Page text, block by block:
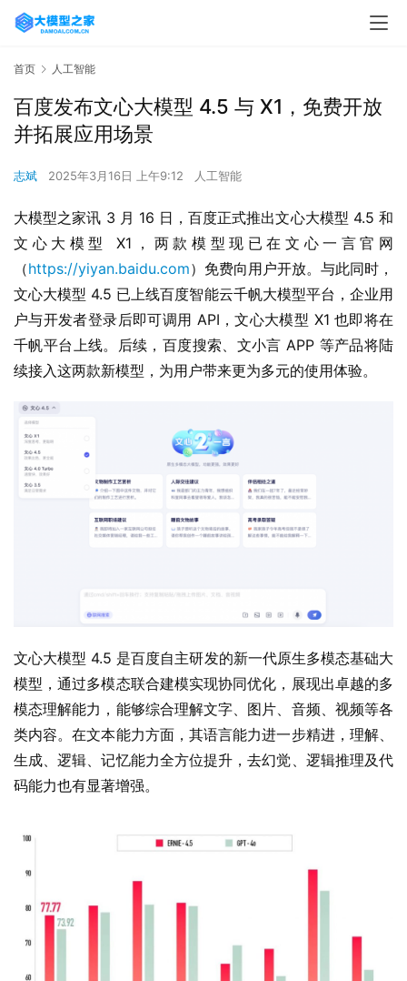
首页 人工智能
百度发布文心大模型 4.5 与 X1，免费开放
并拓展应用场景
志斌 2025年3月16日 上午9:12 人工智能
大模型之家讯 3 月 16 日，百度正式推出文心大模型 4.5 和
文心大模型 X1，两款模型现已在文心一言官网
（https://yiyan.baidu.com）免费向用户开放。与此同时，
文心大模型 4.5 已上线百度智能云千帆大模型平台，企业用
户与开发者登录后即可调用 API，文心大模型 X1 也即将在
千帆平台上线。后续，百度搜索、文小言 APP 等产品将陆
续接入这两款新模型，为用户带来更为多元的使用体验。
文心大模型 4.5 是百度自主研发的新一代原生多模态基础大
模型，通过多模态联合建模实现协同优化，展现出卓越的多
模态理解能力，能够综合理解文字、图片、音频、视频等各
类内容。在文本能力方面，其语言能力进一步精进，理解、
生成、逻辑、记忆能力全方位提升，去幻觉、逻辑推理及代
码能力也有显著增强。